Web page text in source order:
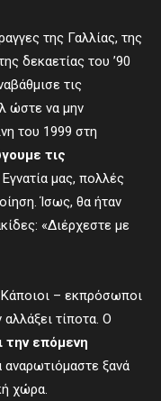
της Γαλλίας, της
δεκαετίας του ’90
τις
ώστε να μην
του 1999 στη
τις
μας, πολλές
Ίσως, θα ήταν
«Διέρχεστε με
– εκπρόσωποι
τίποτα. Ο
την επόμενη
ξανά
χώρα.